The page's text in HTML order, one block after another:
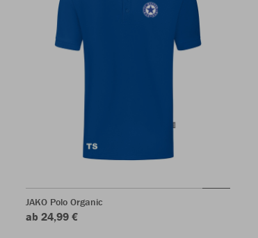
JAKO Polo Organic
ab 24,99 €